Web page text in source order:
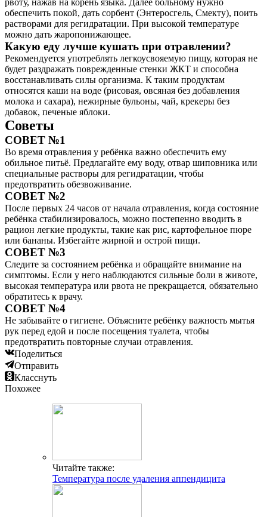
рвоту, нажав на корень языка. Далее больному нужно
обеспечить покой, дать сорбент (Энтеросгель, Смекту), поить
растворами для регидратации. При высокой температуре
можно дать жаропонижающее.
Какую еду лучше кушать при отравлении?
Рекомендуется употреблять легкоусвояемую пищу, которая не
будет раздражать поврежденные стенки ЖКТ и способна
восстанавливать силы организма. К таким продуктам
относятся каши на воде (рисовая, овсяная без добавления
молока и сахара), нежирные бульоны, чай, крекеры без
добавок, печеные яблоки.
Советы
СОВЕТ №1
Во время отравления у ребёнка важно обеспечить ему
обильное питьё. Предлагайте ему воду, отвар шиповника или
специальные растворы для регидратации, чтобы
предотвратить обезвоживание.
СОВЕТ №2
После первых 24 часов от начала отравления, когда состояние
ребёнка стабилизировалось, можно постепенно вводить в
рацион легкие продукты, такие как рис, картофельное пюре
или бананы. Избегайте жирной и острой пищи.
СОВЕТ №3
Следите за состоянием ребёнка и обращайте внимание на
симптомы. Если у него наблюдаются сильные боли в животе,
высокая температура или рвота не прекращается, обязательно
обратитесь к врачу.
СОВЕТ №4
Не забывайте о гигиене. Объясните ребёнку важность мытья
рук перед едой и после посещения туалета, чтобы
предотвратить повторные случаи отравления.
Поделиться
Отправить
Класснуть
Похожее
Читайте также:
Температура после удаления аппендицита